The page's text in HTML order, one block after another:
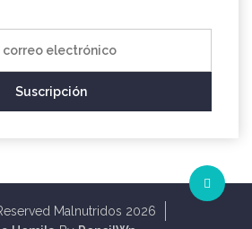
Malnutridos 2026